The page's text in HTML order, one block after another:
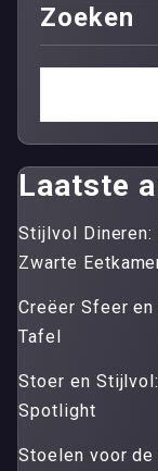
Zoeken
Laatste
Stijlvol Dineren:
Zwarte
Creëer Sfeer
Tafel
Stoer en
Spotlight
Stoelen voor